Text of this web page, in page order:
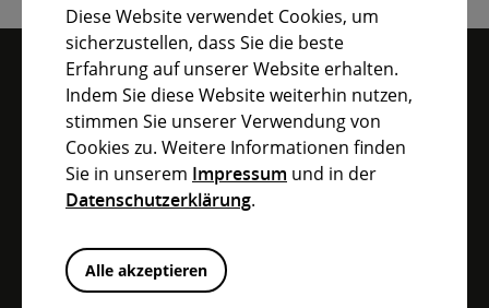
Diese Website verwendet Cookies, um
sicherzustellen, dass Sie die beste
Erfahrung auf unserer Website erhalten.
Indem Sie diese Website weiterhin nutzen,
stimmen Sie unserer Verwendung von
Cookies zu. Weitere Informationen finden
Sie in unserem Impressum und in der
Datenschutzerklärung.
Alle akzeptieren
BEZIRK MITTELFRANKEN IM
ÜBERBLICK
INFO-CENTER